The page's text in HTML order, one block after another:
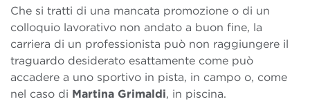
Che si tratti di una mancata promozione o di un
colloquio lavorativo non andato a buon fine, la
carriera di un professionista può non raggiungere il
traguardo desiderato esattamente come può
accadere a uno sportivo in pista, in campo o, come
nel caso di Martina Grimaldi, in piscina.